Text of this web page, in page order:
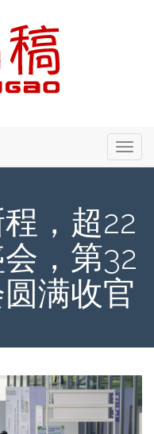
，超22
，第32
满收官